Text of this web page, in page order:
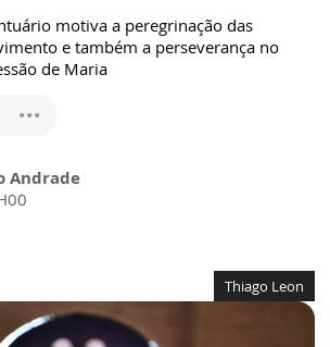
motiva a peregrinação das
e também a perseverança no
de Maria
Andrade
Thiago Leon